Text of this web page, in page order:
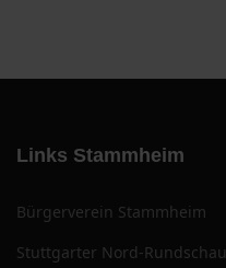
Links Stammheim
Bürgerverein Stammheim
Stuttgarter Nord-Rundschau